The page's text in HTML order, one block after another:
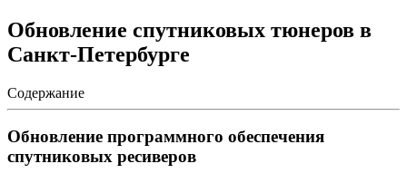
Обновление спутниковых тюнеров в
Санкт-Петербурге
Содержание
Обновление программного обеспечения
спутниковых ресиверов